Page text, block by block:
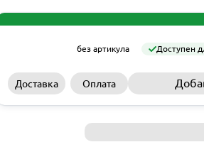
без артикула Доступен
Доставка Оплата